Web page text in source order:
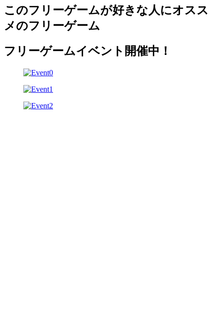
このフリーゲームが好きな人にオスス
メのフリーゲーム
フリーゲームイベント開催中！